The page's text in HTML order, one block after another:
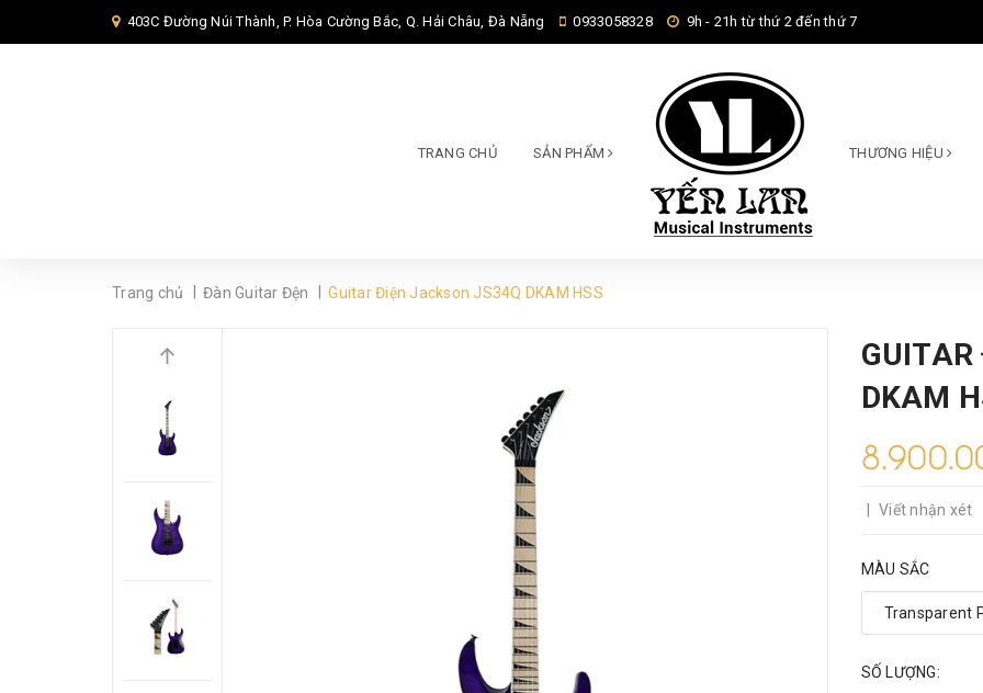
403C Đường Núi Thành, P. Hòa Cường Bắc, Q. Hải Châu, Đà Nẵng 0933058328 9h - 21h từ thứ 2 đến thứ 7
TRANG CHỦ SẢN PHẨM THƯƠNG HIỆU
Trang chủ Đàn Guitar Đện Guitar Điện Jackson JS34Q DKAM HSS
DKAM
Viết nhận xét
MÀU SẮC
SỐ LƯỢNG: